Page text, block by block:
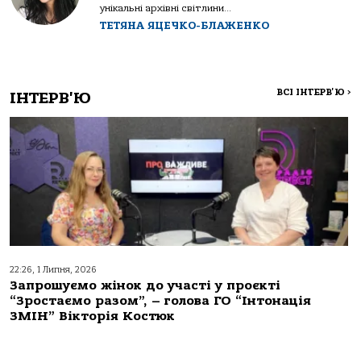
унікальні архівні світлини...
ТЕТЯНА ЯЦЕЧКО-БЛАЖЕНКО
ІНТЕРВ'Ю ВСІ ІНТЕРВ'Ю >
22:26, 1 Липня, 2026
Запрошуємо жінок до участі у проєкті
“Зростаємо разом”, – голова ГО “Інтонація
ЗМІН” Вікторія Костюк